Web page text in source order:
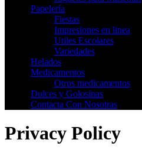
Papelería
Fiestas
Impresiones en linea
Utiles Escolares
Variedades
Helados
Medicamentos
Otros medicamentos
Dulces y Golosinas
Contacta Con Nosotras
Privacy Policy